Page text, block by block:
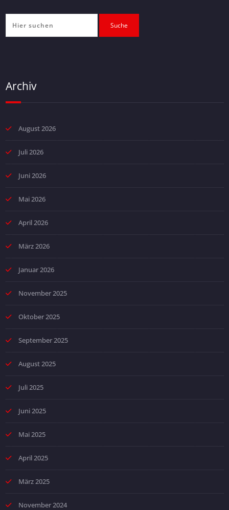
Archiv
August 2026
Juli 2026
Juni 2026
Mai 2026
April 2026
März 2026
Januar 2026
November 2025
Oktober 2025
September 2025
August 2025
Juli 2025
Juni 2025
Mai 2025
April 2025
März 2025
November 2024